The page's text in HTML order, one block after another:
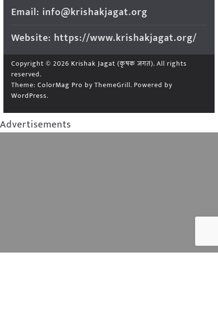
Email: info@krishakjagat.org
Website: https://www.krishakjagat.org/
Copyright © 2026 Krishak Jagat (कृषक जगत). All rights
reserved.
Theme: ColorMag Pro by ThemeGrill. Powered by
WordPress.
Advertisements